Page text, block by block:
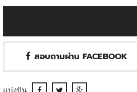
สอบถามผ่าน FACEBOOK
แบ่งปัน